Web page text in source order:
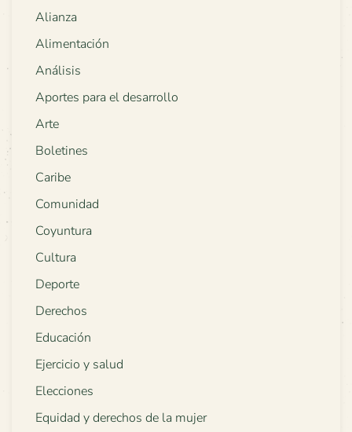
Alianza
Alimentación
Análisis
Aportes para el desarrollo
Arte
Boletines
Caribe
Comunidad
Coyuntura
Cultura
Deporte
Derechos
Educación
Ejercicio y salud
Elecciones
Equidad y derechos de la mujer